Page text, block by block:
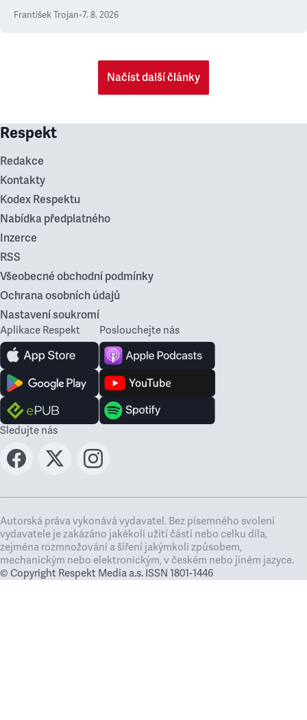
František Trojan•7. 8. 2026
Načíst další články
Respekt
Redakce
Kontakty
Kodex Respektu
Nabídka předplatného
Inzerce
RSS
Všeobecné obchodní podmínky
Ochrana osobních údajů
Nastavení soukromí
Aplikace Respekt Poslouchejte nás
Sledujte nás
Autorská práva vykonává vydavatel. Bez písemného svolení
vydavatele je zakázáno jakékoli užití částí nebo celku díla,
zejména rozmnožování a šíření jakýmkoli způsobem,
mechanickým nebo elektronickým, v českém nebo jiném jazyce.
© Copyright Respekt Media a.s. ISSN 1801-1446